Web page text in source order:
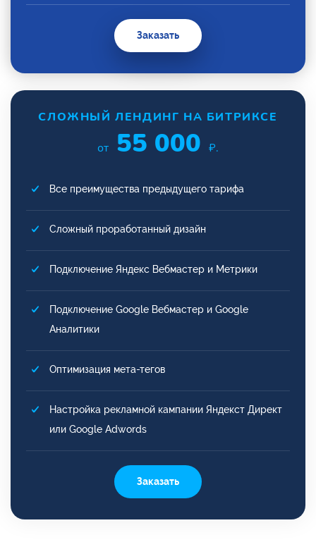
Заказать
СЛОЖНЫЙ ЛЕНДИНГ НА БИТРИКСЕ
от 55 000 ₽.
Все преимущества предыдущего тарифа
Сложный проработанный дизайн
Подключение Яндекс Вебмастер и Метрики
Подключение Google Вебмастер и Google
Аналитики
Оптимизация мета-тегов
Настройка рекламной кампании Яндекст Директ
или Google Adwords
Заказать